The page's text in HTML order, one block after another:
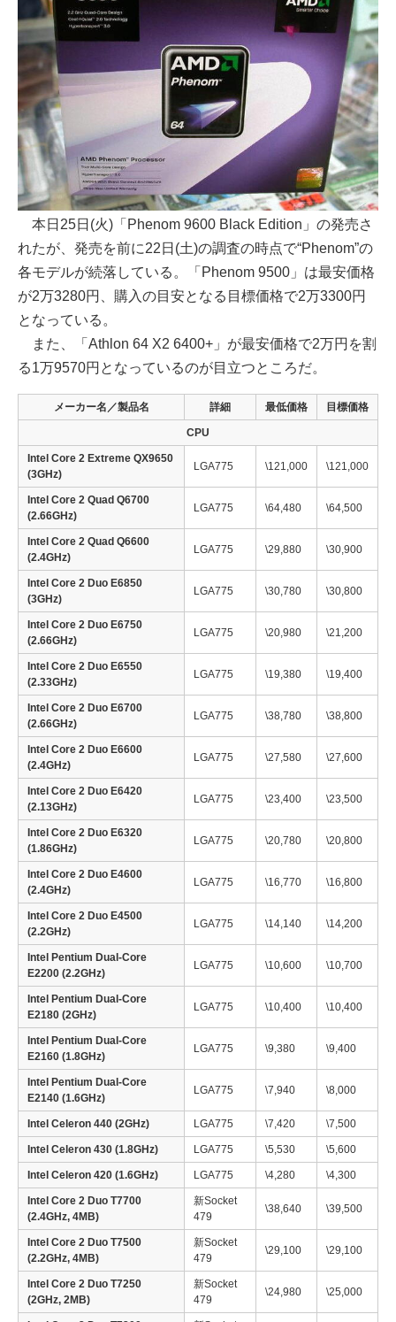
本日25日(火)「Phenom 9600 Black Edition」の発売さ
れたが、発売を前に22日(土)の調査の時点で“Phenom”の
各モデルが続落している。「Phenom 9500」は最安価格
が2万3280円、購入の目安となる目標価格で2万3300円
となっている。
また、「Athlon 64 X2 6400+」が最安価格で2万円を割
る1万9570円となっているのが目立つところだ。
メーカー名／製品名 詳細 最低価格 目標価格
CPU
Intel Core 2 Extreme QX9650
(3GHz)
LGA775 \121,000 \121,000
Intel Core 2 Quad Q6700
(2.66GHz)
LGA775 \64,480 \64,500
Intel Core 2 Quad Q6600
(2.4GHz)
LGA775 \29,880 \30,900
Intel Core 2 Duo E6850
(3GHz)
LGA775 \30,780 \30,800
Intel Core 2 Duo E6750
(2.66GHz)
LGA775 \20,980 \21,200
Intel Core 2 Duo E6550
(2.33GHz)
LGA775 \19,380 \19,400
Intel Core 2 Duo E6700
(2.66GHz)
LGA775 \38,780 \38,800
Intel Core 2 Duo E6600
(2.4GHz)
LGA775 \27,580 \27,600
Intel Core 2 Duo E6420
(2.13GHz)
LGA775 \23,400 \23,500
Intel Core 2 Duo E6320
(1.86GHz)
LGA775 \20,780 \20,800
Intel Core 2 Duo E4600
(2.4GHz)
LGA775 \16,770 \16,800
Intel Core 2 Duo E4500
(2.2GHz)
LGA775 \14,140 \14,200
Intel Pentium Dual-Core
E2200 (2.2GHz)
LGA775 \10,600 \10,700
Intel Pentium Dual-Core
E2180 (2GHz)
LGA775 \10,400 \10,400
Intel Pentium Dual-Core
E2160 (1.8GHz)
LGA775 \9,380 \9,400
Intel Pentium Dual-Core
E2140 (1.6GHz)
LGA775 \7,940 \8,000
Intel Celeron 440 (2GHz) LGA775 \7,420 \7,500
Intel Celeron 430 (1.8GHz) LGA775 \5,530 \5,600
Intel Celeron 420 (1.6GHz) LGA775 \4,280 \4,300
Intel Core 2 Duo T7700
(2.4GHz, 4MB)
新Socket
479
\38,640 \39,500
Intel Core 2 Duo T7500
(2.2GHz, 4MB)
新Socket
479
\29,100 \29,100
Intel Core 2 Duo T7250
(2GHz, 2MB)
新Socket
479
\24,980 \25,000